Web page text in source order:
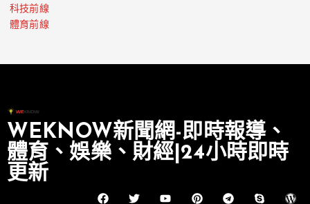
科技前線
體育前線
WEKNOW新聞網-即時報導、
體育、娛樂、財經|24小時即時
更新